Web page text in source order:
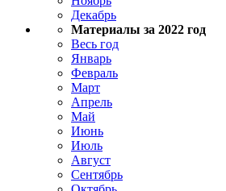
Декабрь
Материалы за 2022 год
Весь год
Январь
Февраль
Март
Апрель
Май
Июнь
Июль
Август
Сентябрь